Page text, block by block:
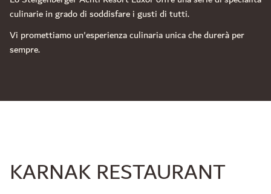
culinarie in grado di soddisfare i gusti di tutti.
Vi promettiamo un'esperienza culinaria unica che durerà per
sempre.
KARNAK RESTAURANT